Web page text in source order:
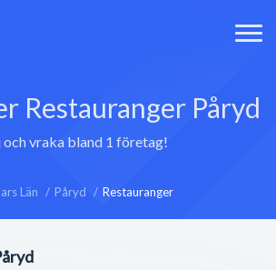
Restauranger Påryd
och vraka bland 1 företag!
Län Påryd Restauranger